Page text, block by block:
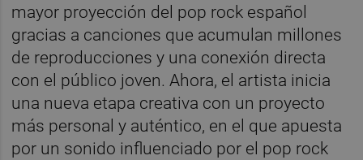
mayor proyección del pop rock español
gracias a canciones que acumulan millones
de reproducciones y una conexión directa
con el público joven. Ahora, el artista inicia
una nueva etapa creativa con un proyecto
más personal y auténtico, en el que apuesta
por un sonido influenciado por el pop rock